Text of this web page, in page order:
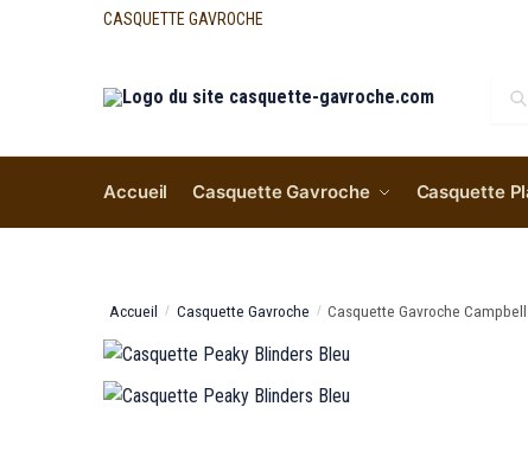
CASQUETTE GAVROCHE
Accueil Casquette Gavroche Casquette
Accueil / Casquette Gavroche / Casquette Gavroche Campbell